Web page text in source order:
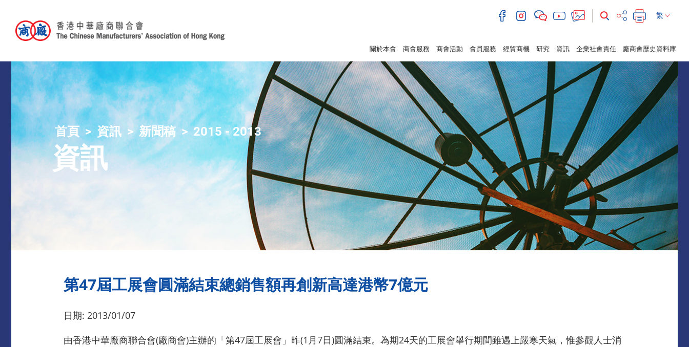
繁
關於本會 商會服務 商會活動 會員服務 經貿商機 研究 資訊 企業社會責任 廠商會歷史資料庫
首頁 資訊 新聞稿 2015 - 2013
資訊
第47屆工展會圓滿結束總銷售額再創新高達港幣7億元
日期: 2013/01/07
由香港中華廠商聯合會(廠商會)主辦的「第47屆工展會」昨(1月7日)圓滿結束。為期24天的工展會舉行期間雖遇上嚴寒天氣，惟參觀人士消